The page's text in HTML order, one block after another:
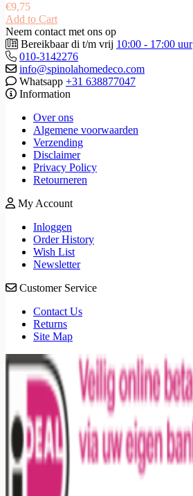
€9,75
Add to Cart
Neem contact met ons op
Bereikbaar di t/m vrij 10:00 - 17:00 uur
010-3142276
info@spinolahomedeco.com
Whatsapp +31 638877047
Information
Over ons
Algemene voorwaarden
Verzending
Disclaimer
Privacy Policy
Retourneren
My Account
Inloggen
Order History
Wish List
Newsletter
Customer Service
Contact Us
Returns
Site Map